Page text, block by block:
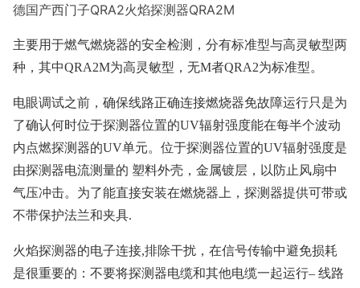
德国产西门子QRA2火焰探测器QRA2M
主要用于燃气燃烧器的安全检测，分有标准型与高灵敏型两
种，其中QRA2M为高灵敏型，无M者QRA2为标准型。
电眼调试之前，确保线路正确连接燃烧器免故障运行只是为
了确认何时位于探测器位置的UV辐射强度能在每半个波动
内点燃探测器的UV单元。位于探测器位置的UV辐射强度是
由探测器电流测量的 塑料外壳，金属镀层，以防止风扇中
气压冲击。为了能直接安装在燃烧器上，探测器提供可带或
不带保护法兰和夹具.
火焰探测器的电子连接,排除干扰，在信号传输中避免损耗
是很重要的：不要将探测器电缆和其他电缆一起运行– 线路